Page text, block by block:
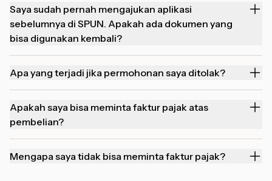
Saya sudah pernah mengajukan aplikasi
sebelumnya di SPUN. Apakah ada dokumen yang
bisa digunakan kembali?
Apa yang terjadi jika permohonan saya ditolak?
Apakah saya bisa meminta faktur pajak atas
pembelian?
Mengapa saya tidak bisa meminta faktur pajak?